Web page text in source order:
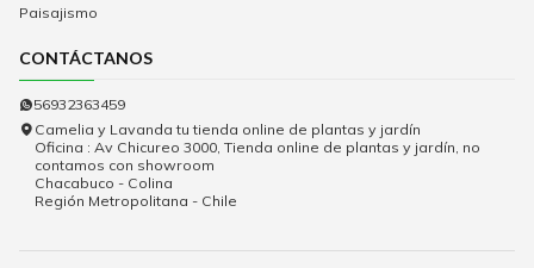
Paisajismo
CONTÁCTANOS
56932363459
Camelia y Lavanda tu tienda online de plantas y jardín
Oficina : Av Chicureo 3000, Tienda online de plantas y jardín, no
contamos con showroom
Chacabuco - Colina
Región Metropolitana - Chile